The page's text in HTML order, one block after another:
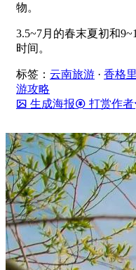
物。
3.5~7月的春末夏初和
时间。
标签： 云南旅游 · 香格
游攻略
生成海报
打赏作者